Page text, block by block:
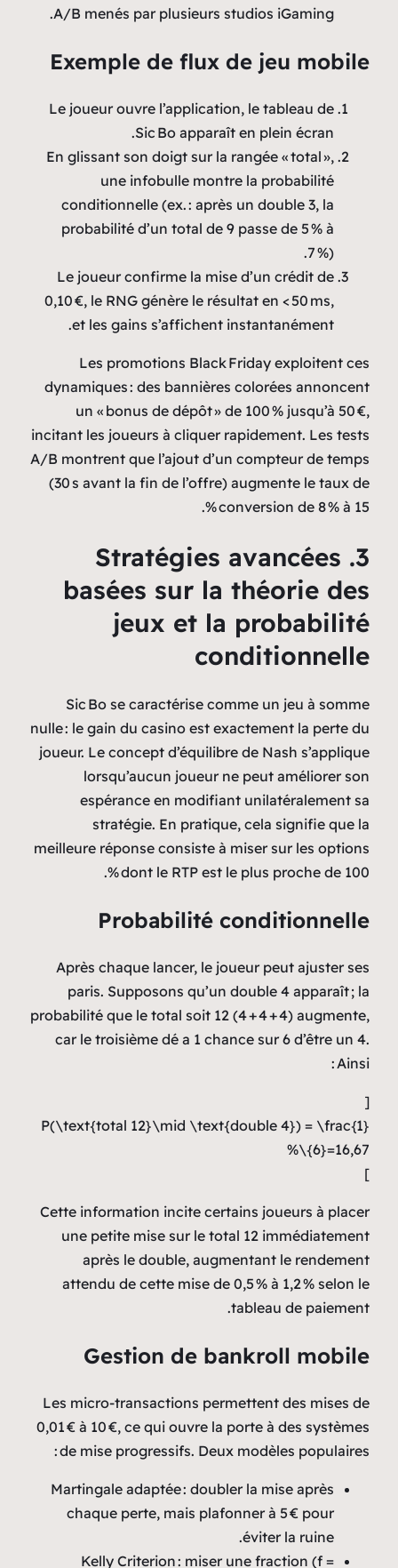
A/B menés par plusieurs studios iGaming.
Exemple de flux de jeu mobile
Le joueur ouvre l’application, le tableau de
Sic Bo apparaît en plein écran.
En glissant son doigt sur la rangée « total »,
une infobulle montre la probabilité
conditionnelle (ex. : après un double 3, la
probabilité d’un total de 9 passe de 5 % à
7 %).
Le joueur confirme la mise d’un crédit de
0,10 €, le RNG génère le résultat en < 50 ms,
et les gains s’affichent instantanément.
Les promotions Black Friday exploitent ces
dynamiques : des bannières colorées annoncent
un « bonus de dépôt » de 100 % jusqu’à 50 €,
incitant les joueurs à cliquer rapidement. Les tests
A/B montrent que l’ajout d’un compteur de temps
(30 s avant la fin de l’offre) augmente le taux de
conversion de 8 % à 15 %.
3. Stratégies avancées
basées sur la théorie des
jeux et la probabilité
conditionnelle
Sic Bo se caractérise comme un jeu à somme
nulle : le gain du casino est exactement la perte du
joueur. Le concept d’équilibre de Nash s’applique
lorsqu’aucun joueur ne peut améliorer son
espérance en modifiant unilatéralement sa
stratégie. En pratique, cela signifie que la
meilleure réponse consiste à miser sur les options
dont le RTP est le plus proche de 100 %.
Probabilité conditionnelle
Après chaque lancer, le joueur peut ajuster ses
paris. Supposons qu’un double 4 apparaît ; la
probabilité que le total soit 12 (4 + 4 + 4) augmente,
car le troisième dé a 1 chance sur 6 d’être un 4.
Ainsi :
[
P(\text{total 12}\mid \text{double 4}) = \frac{1}
{6}=16,67\%
]
Cette information incite certains joueurs à placer
une petite mise sur le total 12 immédiatement
après le double, augmentant le rendement
attendu de cette mise de 0,5 % à 1,2 % selon le
tableau de paiement.
Gestion de bankroll mobile
Les micro‑transactions permettent des mises de
0,01 € à 10 €, ce qui ouvre la porte à des systèmes
de mise progressifs. Deux modèles populaires :
Martingale adaptée : doubler la mise après
chaque perte, mais plafonner à 5 € pour
éviter la ruine.
Kelly Criterion : miser une fraction (f =